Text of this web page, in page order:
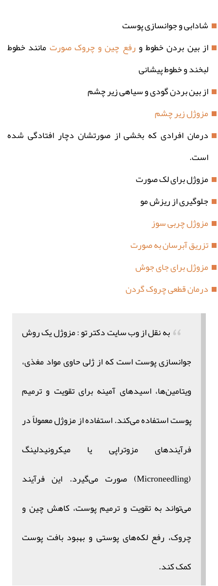
شادابی و جوانسازی پوست
از بین بردن خطوط ورفع چین و چروک صورتمانند خطوط
لبخند و خطوط پیشانی
از بین بردن گودی و سیاهی زیر چشم
مزوژل زیر چشم
درمان افرادی که بخشی از صورتشان دچار افتادگی شده
است.
مزوژل برای لک صورت
جلوگیری از ریزش مو
مزوژل چربی سوز
تزریق آبرسان به صورت
مزوژل برای جای جوش
درمان قطعی چروک گردن
به نقل از وب سایت دکتر تو : مزوژل یک روش
جوانسازی پوست است که از ژلی حاوی مواد مغذی،
ویتامین‌ها، اسیدهای آمینه برای تقویت و ترمیم
پوست استفاده می‌کند. استفاده از مزوژل معمولاً در
فرآیندهای مزوتراپی یا میکرونیدلینگ
(Microneedling) صورت می‌گیرد. این فرآیند
می‌تواند به تقویت و ترمیم پوست، کاهش چین و
چروک، رفع لکه‌های پوستی و بهبود بافت پوست
کمک کند.